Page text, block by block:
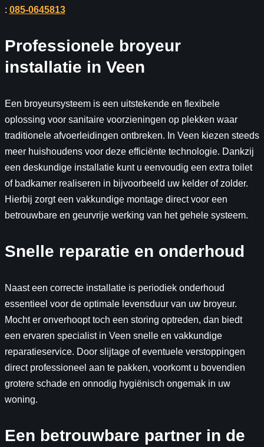
: 085-0645813
Professionele broyeur
installatie in Veen
Een broyeursysteem is een uitstekende en flexibele
oplossing voor sanitaire voorzieningen op plekken waar
traditionele afvoerleidingen ontbreken. In Veen kiezen steeds
meer huishoudens voor deze efficiënte technologie. Dankzij
een deskundige installatie kunt u eenvoudig een extra toilet
of badkamer realiseren in bijvoorbeeld uw kelder of zolder.
Hierbij zorgt een vakkundige montage direct voor een
betrouwbare en geurvrije werking van het gehele systeem.
Snelle reparatie en onderhoud
Naast een correcte installatie is periodiek onderhoud
essentieel voor de optimale levensduur van uw broyeur.
Mocht er onverhoopt toch een storing optreden, dan biedt
een ervaren specialist in Veen snelle en vakkundige
reparatieservice. Door slijtage of eventuele verstoppingen
direct professioneel aan te pakken, voorkomt u bovendien
grotere schade en onnodig hygiënisch ongemak in uw
woning.
Een betrouwbare partner in de